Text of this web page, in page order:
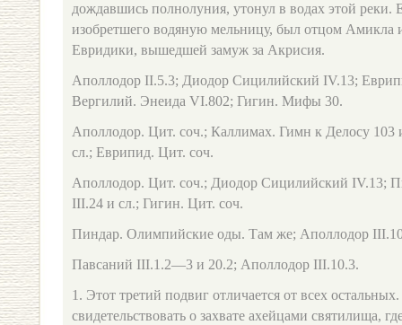
дождавшись полнолуния, утонул в водах этой реки.
изобретшего водяную мельницу, был отцом Амикла
Евридики, вышедшей замуж за Акрисия.
Аполлодор ІІ.5.3; Диодор Сицилийский IV.13;
Вергилий. Энеида VI.802; Гигин. Мифы 30.
Аполлодор. Цит. соч.; Каллимах. Гимн к Делосу
сл.; Еврипид. Цит. соч.
Аполлодор. Цит. соч.; Диодор Сицилийский IV.13;
III.24 и сл.; Гигин. Цит. соч.
Пиндар. Олимпийские оды. Там же; Аполлодор
Павсаний III.1.2—3 и 20.2; Аполлодор III.10.3.
1. Этот третий подвиг отличается от всех
свидетельствовать о захвате ахейцами святилища,